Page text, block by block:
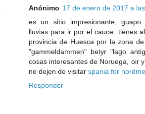
Anónimo 17 de enero de 2017 a
es un sitio impresionante,
lluvias para ir por el cauce: tienes
provincia de Huesca por la zona
"gammeldammen" betyr "lago
cosas interesantes de Noruega, oir
no dejen de visitar spania for
Responder